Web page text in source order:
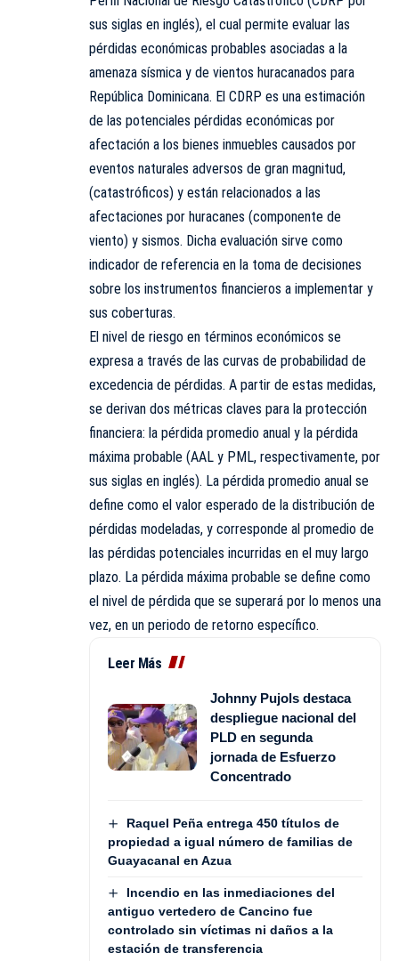
sus siglas en inglés), el cual permite evaluar las
pérdidas económicas probables asociadas a la
amenaza sísmica y de vientos huracanados para
República Dominicana. El CDRP es una estimación
de las potenciales pérdidas económicas por
afectación a los bienes inmuebles causados por
eventos naturales adversos de gran magnitud,
(catastróficos) y están relacionados a las
afectaciones por huracanes (componente de
viento) y sismos. Dicha evaluación sirve como
indicador de referencia en la toma de decisiones
sobre los instrumentos financieros a implementar y
sus coberturas.
El nivel de riesgo en términos económicos se
expresa a través de las curvas de probabilidad de
excedencia de pérdidas. A partir de estas medidas,
se derivan dos métricas claves para la protección
financiera: la pérdida promedio anual y la pérdida
máxima probable (AAL y PML, respectivamente, por
sus siglas en inglés). La pérdida promedio anual se
define como el valor esperado de la distribución de
pérdidas modeladas, y corresponde al promedio de
las pérdidas potenciales incurridas en el muy largo
plazo. La pérdida máxima probable se define como
el nivel de pérdida que se superará por lo menos una
vez, en un periodo de retorno específico.
Leer Más
Johnny Pujols destaca
despliegue nacional del
PLD en segunda
jornada de Esfuerzo
Concentrado
Raquel Peña entrega 450 títulos de
propiedad a igual número de familias de
Guayacanal en Azua
Incendio en las inmediaciones del
antiguo vertedero de Cancino fue
controlado sin víctimas ni daños a la
estación de transferencia